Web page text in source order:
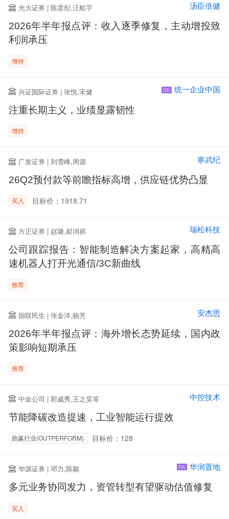
光大证券 | 陈彦彤,汪航宇 汤臣倍健
2026年半年报点评：收入逐季修复，主动增投致
利润承压
增持
兴证国际证券 | 张悦,宋健 HK 统一企业中国
注重长期主义，业绩显露韧性
增持
广发证券 | 刘雪峰,周源 寒武纪
26Q2预付款等前瞻指标高增，供应链优势凸显
买入 目标价：1918.71
方正证券 | 赵璐,郝润祺 瑞松科技
公司跟踪报告：智能制造解决方案起家，高精高
速机器人打开光通信/3C新曲线
推荐
国联民生 | 张金洋,杨芳 安杰思
2026年半年报点评：海外增长态势延续，国内政
策影响短期承压
推荐
中金公司 | 郭威秀,王之昊等 中控技术
节能降碳改造提速，工业智能运行提效
跑赢行业(OUTPERFORM) 目标价：128
华源证券 | 邓力,陈颖 HK 华润置地
多元业务协同发力，资管转型有望驱动估值修复
买入